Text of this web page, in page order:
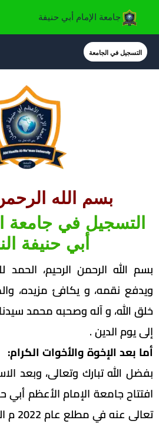
المحتوى
جامعة الإمام أبي حنيفة
التسجيل في الجامعة
بسم الله
التسجيل في جامعة
أبي حنيفة
بسم الله الرحمن الرحيم،
ويدفع نقمه، و يكافئ مزيده،
خلق الله، و آله وصحبه محمد
إلى يوم الدين .
أما بعد الإخوة والأخوات الكرام:
بفضل الله تبارك وتعالى، وبعد
افتتاح جامعة الإمام الأعظم أبي
تعالى عنه في مطلع عام 2022 م الموافق لعام 1443 هـ.